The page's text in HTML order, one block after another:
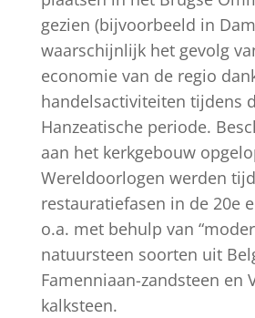
gezien (bijvoorbeeld in
waarschijnlijk het gevolg
economie van de regio
handelsactiviteiten tijdens
Hanzeatische periode.
aan het kerkgebouw
Wereldoorlogen werden
restauratiefasen in de 20e
o.a. met behulp van
natuursteen soorten uit
Famenniaan-zandsteen en
kalksteen.